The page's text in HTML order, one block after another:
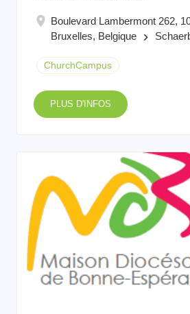
Boulevard Lambermont 262,
Bruxelles, Belgique
keyboard_arrow_right
ChurchCampus
PLUS D'INFOS